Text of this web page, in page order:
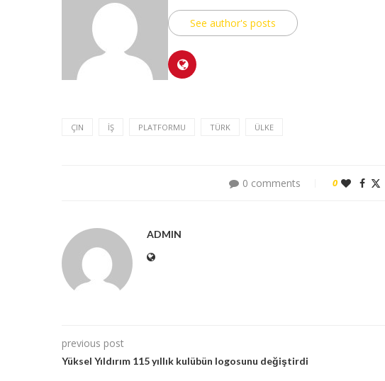
See author's posts
ÇIN İŞ PLATFORMU TÜRK ÜLKE
0 comments 0
ADMIN
previous post
Yüksel Yıldırım 115 yıllık kulübün logosunu değiştirdi